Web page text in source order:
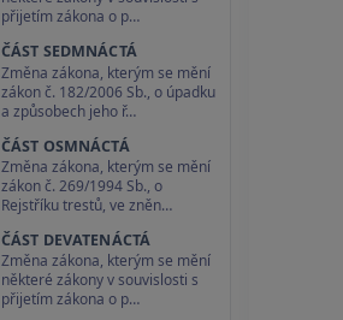
přijetím zákona o p…
ČÁST SEDMNÁCTÁ
Změna zákona, kterým se mění
zákon č. 182/2006 Sb., o úpadku
a způsobech jeho ř…
ČÁST OSMNÁCTÁ
Změna zákona, kterým se mění
zákon č. 269/1994 Sb., o
Rejstříku trestů, ve zněn…
ČÁST DEVATENÁCTÁ
Změna zákona, kterým se mění
některé zákony v souvislosti s
přijetím zákona o p…